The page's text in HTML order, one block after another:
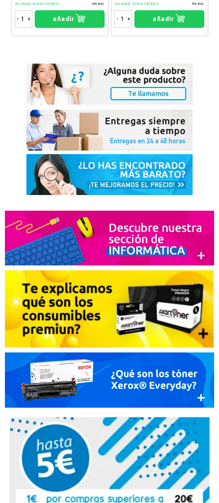
IVA Incl.
En stock. Envío 24/48 h
- + añadir
IVA Incl.
En stock. Envío 24/48 h
- + añadir